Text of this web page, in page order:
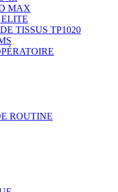
MAX
TISSUS TP1020
ROUTINE